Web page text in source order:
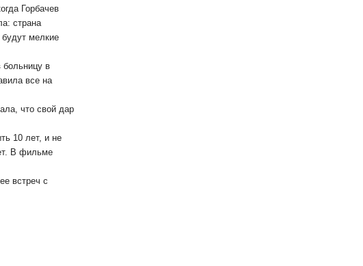
Горбачев
страна
мелкие
в
все на
что свой дар
10 лет, и не
В фильме
встреч с